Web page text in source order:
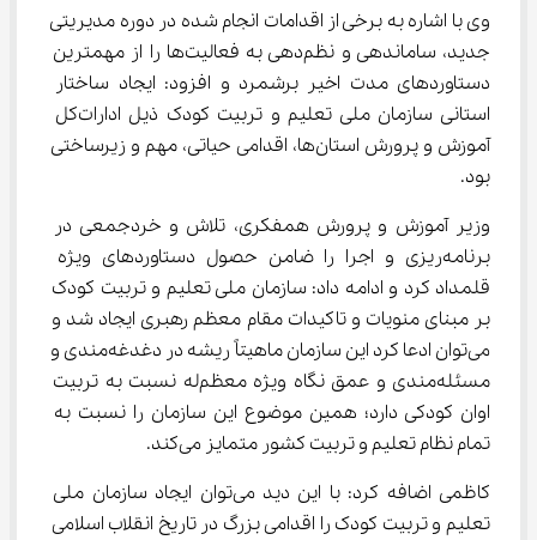
وی با اشاره به برخی از اقدامات انجام شده در دوره مدیریتی
جدید، ساماندهی و نظم‌دهی به فعالیت‌ها را از مهمترین
دستاوردهای مدت اخیر برشمرد و افزود: ایجاد ساختار
استانی سازمان ملی تعلیم و تربیت کودک ذیل ادارات‌کل
آموزش و پرورش استان‌ها، اقدامی حیاتی، مهم و زیرساختی
بود.
وزیر آموزش و پرورش همفکری، تلاش و خردجمعی در
برنامه‌ریزی و اجرا را ضامن حصول دستاوردهای ویژه
قلمداد کرد و ادامه داد: سازمان ملی تعلیم و تربیت کودک
بر مبنای منویات و تاکیدات مقام معظم رهبری ایجاد شد و
می‌توان ادعا کرد این سازمان ماهیتاً ریشه در دغدغه‌مندی و
مسئله‌مندی و عمق نگاه ویژه معظم‌له نسبت به تربیت
اوان کودکی دارد؛ همین موضوع این سازمان را نسبت به
تمام نظام تعلیم و تربیت کشور متمایز می‌کند.
کاظمی اضافه کرد: با این دید می‌توان ایجاد سازمان ملی
تعلیم و تربیت کودک را اقدامی بزرگ در تاریخ انقلاب اسلامی